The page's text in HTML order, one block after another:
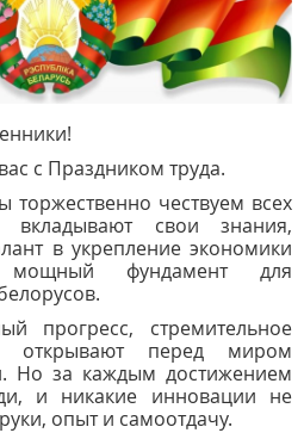
с Праздником труда.
торжественно чествуем всех
вкладывают свои знания,
в укрепление экономики
мощный фундамент для
прогресс, стремительное
открывают перед миром
Но за каждым достижением
и никакие инновации не
опыт и самоотдачу.